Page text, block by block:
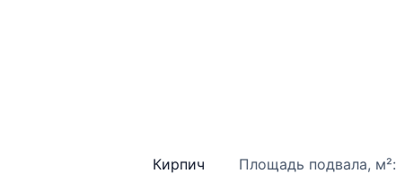
Кирпич Площадь подвала, м²: